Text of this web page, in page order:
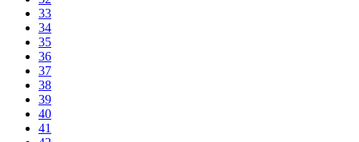
33
34
35
36
37
38
39
40
41